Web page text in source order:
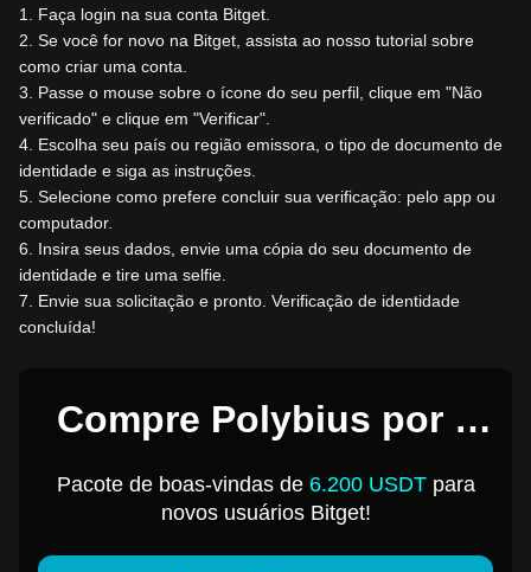
1
Faça login na sua conta Bitget.
2 Se você for novo na Bitget, assista ao nosso tutorial sobre
como criar uma conta.
3
Passe o mouse sobre o ícone do seu perfil, clique em "Não
verificado" e clique em "Verificar".
4 Escolha seu país ou região emissora, o tipo de documento de
identidade e siga as instruções.
5 Selecione como prefere concluir sua verificação: pelo app ou
computador.
6
Insira seus dados, envie uma cópia do seu documento de
identidade e tire uma selfie.
7
Envie sua solicitação e pronto. Verificação de identidade
concluída!
Compre Polybius por 1
Pacote de boas-vindas de 6.200 USDTpara
novos usuários Bitget!